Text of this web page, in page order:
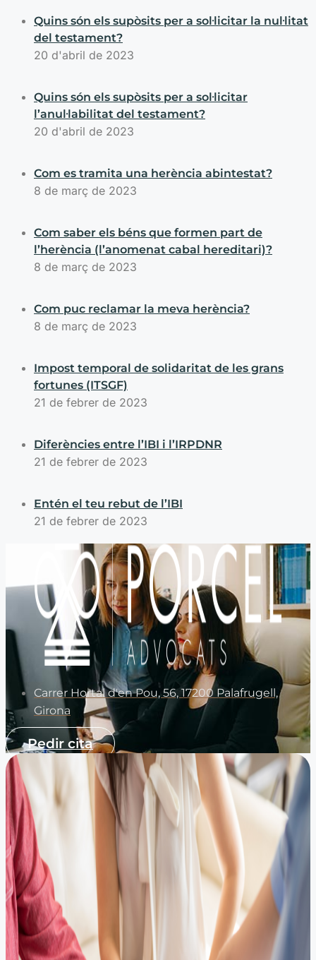
Quins són els supòsits per a sol·licitar la nul·litat
del testament?
20 d'abril de 2023
Quins són els supòsits per a sol·licitar
l’anul·labilitat del testament?
20 d'abril de 2023
Com es tramita una herència abintestat?
8 de març de 2023
Com saber els béns que formen part de
l’herència (l’anomenat cabal hereditari)?
8 de març de 2023
Com puc reclamar la meva herència?
8 de març de 2023
Impost temporal de solidaritat de les grans
fortunes (ITSGF)
21 de febrer de 2023
Diferències entre l’IBI i l’IRPDNR
21 de febrer de 2023
Entén el teu rebut de l’IBI
21 de febrer de 2023
Carrer Hortal d'en Pou, 56, 17200 Palafrugell,
Girona
Pedir cita